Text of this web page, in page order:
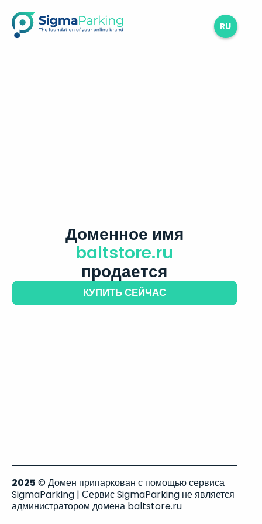
RU
Доменное имя
baltstore.ru
продается
КУПИТЬ СЕЙЧАС
2025 © Домен припаркован с помощью сервиса
SigmaParking | Сервис SigmaParking не является
администратором домена baltstore.ru